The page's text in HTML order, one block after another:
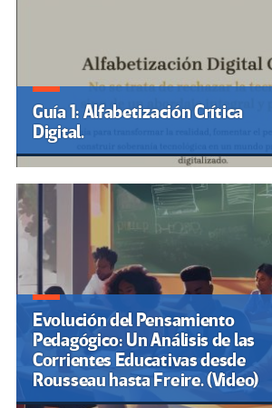
Guía 1: Alfabetización Crítica
Digital.
Evolución del Pensamiento
Pedagógico: Un Análisis de las
Corrientes Educativas desde
Rousseau hasta Freire. (Video)